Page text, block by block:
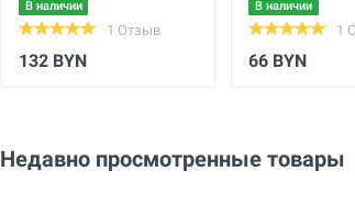
В наличии
1 Отзыв
132 BYN
В наличии
1
66 BYN
Недавно просмотренные товары